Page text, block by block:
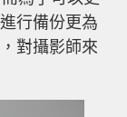
行備份更為
對攝影師來